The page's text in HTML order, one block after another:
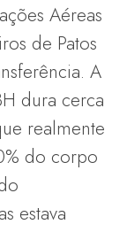
Aéreas
de Patos
A
dura cerca
realmente
do corpo
estava